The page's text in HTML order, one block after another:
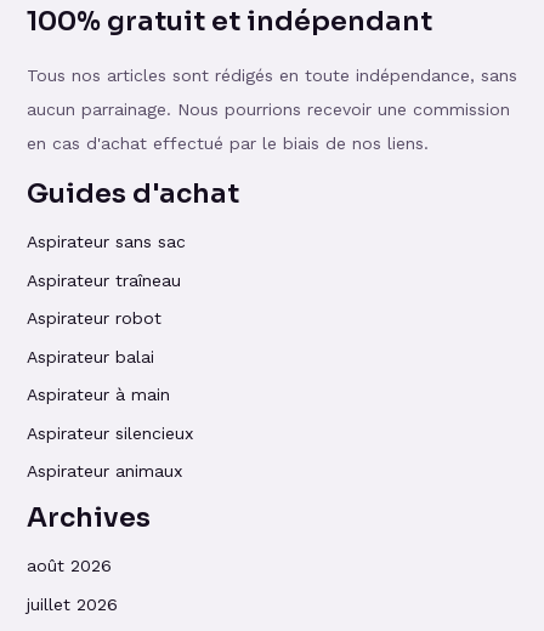
100% gratuit et indépendant
Tous nos articles sont rédigés en toute indépendance, sans
aucun parrainage. Nous pourrions recevoir une commission
en cas d'achat effectué par le biais de nos liens.
Guides d'achat
Aspirateur sans sac
Aspirateur traîneau
Aspirateur robot
Aspirateur balai
Aspirateur à main
Aspirateur silencieux
Aspirateur animaux
Archives
août 2026
juillet 2026